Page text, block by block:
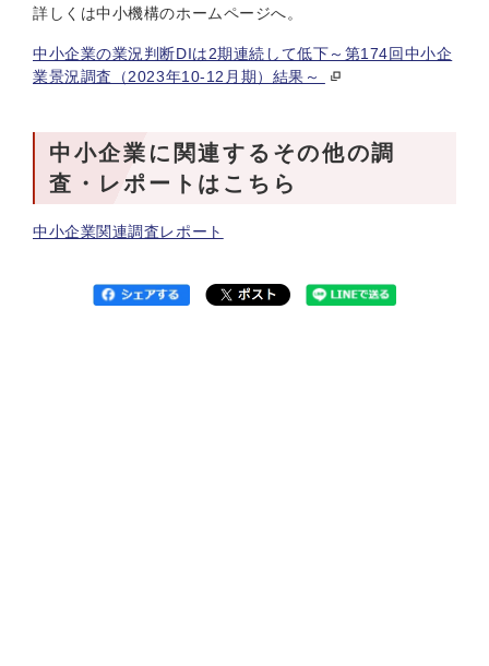
詳しくは中小機構のホームページへ。
中小企業の業況判断DIは2期連続して低下～第174回中小企
業景況調査（2023年10‐12月期）結果～
中小企業に関連するその他の調
査・レポートはこちら
中小企業関連調査レポート